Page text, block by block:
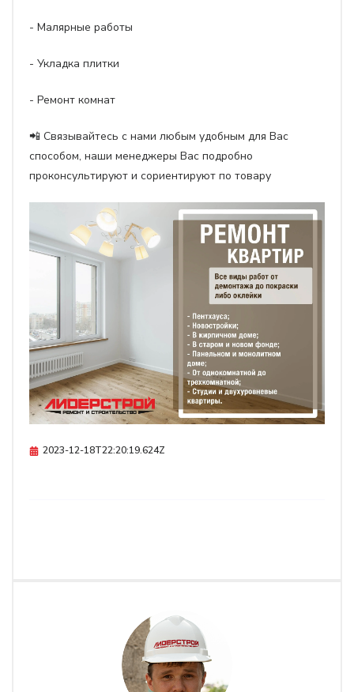
- Малярные работы
- Укладка плитки
- Ремонт комнат
📲 Связывайтесь с нами любым удобным для Вас
способом, наши менеджеры Вас подробно
проконсультируют и сориентируют по товару
2023-12-18T22:20:19.624Z